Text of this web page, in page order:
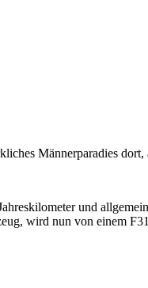
Männerparadies
und
wird nun von einem